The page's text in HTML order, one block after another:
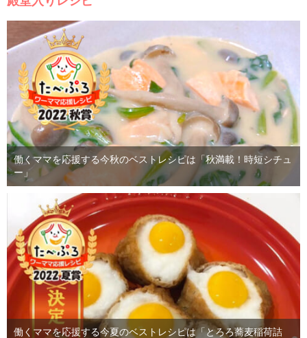
働くママを応援する今秋のベストレシピは「秋満載！時短シチュ
ー」
働くママを応援する今夏のベストレシピは「とろろ蕎麦稲荷詰